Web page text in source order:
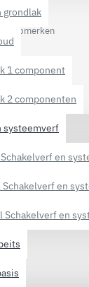
grondlak
1 component
2 componenten
systeemverf
en
Schakelverf en
Schakelverf en
Op topmerken
Worker